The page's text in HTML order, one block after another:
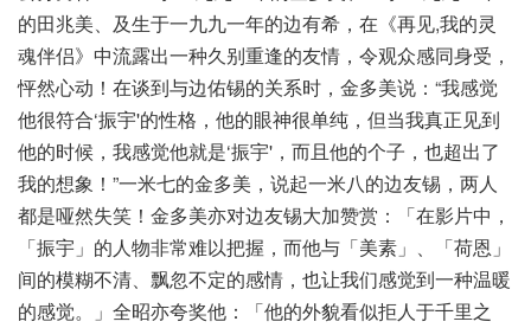
的田兆美、及生于一九九一年的边有希，在《再见,我的灵
魂伴侣》中流露出一种久别重逢的友情，令观众感同身受，
怦然心动！在谈到与边佑锡的关系时，金多美说：“我感觉
他很符合‘振宇'的性格，他的眼神很单纯，但当我真正见到
他的时候，我感觉他就是‘振宇'，而且他的个子，也超出了
我的想象！”一米七的金多美，说起一米八的边友锡，两人
都是哑然失笑！金多美亦对边友锡大加赞赏：「在影片中，
「振宇」的人物非常难以把握，而他与「美素」、「荷恩」
间的模糊不清、飘忽不定的感情，也让我们感觉到一种温暖
的感觉。」全昭亦夸奖他：「他的外貌看似拒人于千里之